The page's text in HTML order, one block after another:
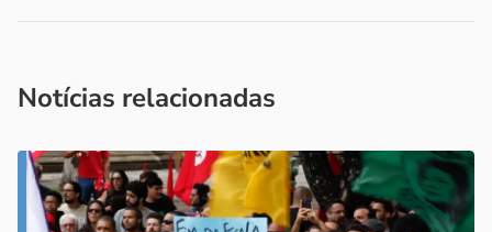
Notícias relacionadas